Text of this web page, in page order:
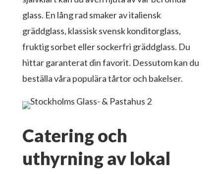
glass. En lång rad smaker av italiensk
gräddglass, klassisk svensk konditorglass,
fruktig sorbet eller sockerfri gräddglass. Du
hittar garanterat din favorit. Dessutom kan du
beställa våra populära tårtor och bakelser.
Catering och
uthyrning av lokal